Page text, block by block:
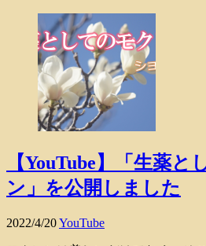
【YouTube】「生薬と
ン」を公開しました
2022/4/20YouTube